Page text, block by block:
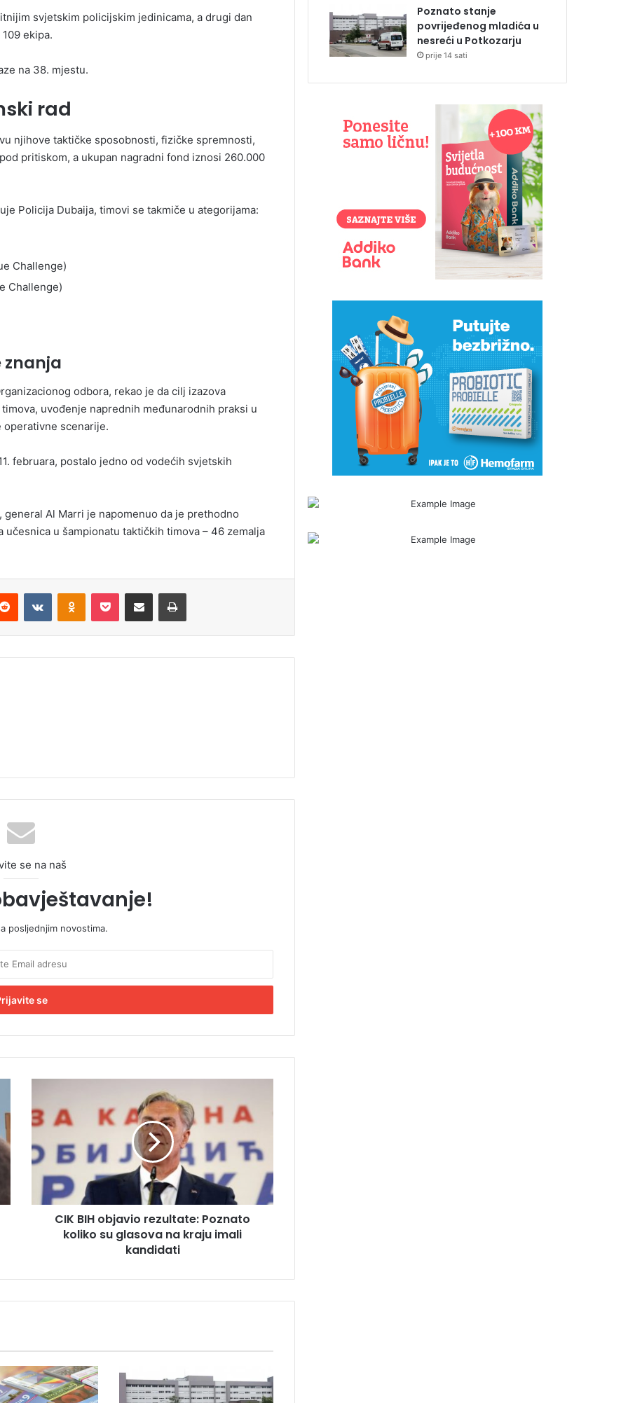
svjetskim policijskim jedinicama, a drugi dan
ekipa.
na 38. mjestu.
rad
njihove taktičke sposobnosti, fizičke spremnosti,
pritiskom, a ukupan nagradni fond iznosi 260.000
Policija Dubaija, timovi se takmiče u ategorijama:
Challenge)
Challenge)
znanja
odbora, rekao je da cilj izazova
uvođenje naprednih međunarodnih praksi u
scenarije.
februara, postalo jedno od vodećih svjetskih
general Al Marri je napomenuo da je prethodno
u šampionatu taktičkih timova – 46 zemalja
se na naš
posljednjim novostima.
K
B
I
H
j
r
t
a
t
e
CIK BIH objavio rezultate: Poznato
koliko su glasova na kraju imali
kandidati
Poznato stanje
povrijeđenog mladića u
nesreći u Potkozarju
prije 14 sati